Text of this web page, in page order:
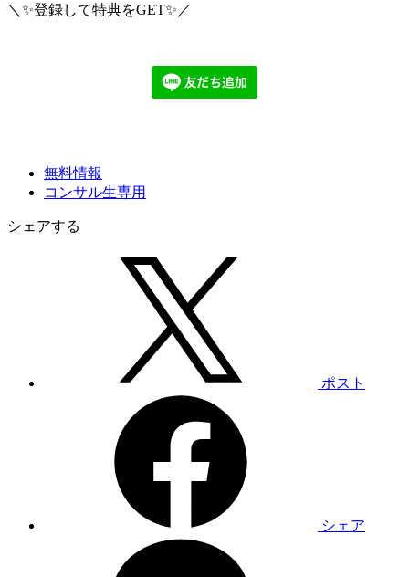
＼✨登録して特典をGET✨／
無料情報
コンサル生専用
シェアする
ポスト
シェア